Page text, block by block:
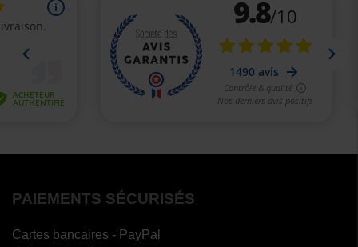
PAIEMENTS SÉCURISÉS
Cartes bancaires - PayPal